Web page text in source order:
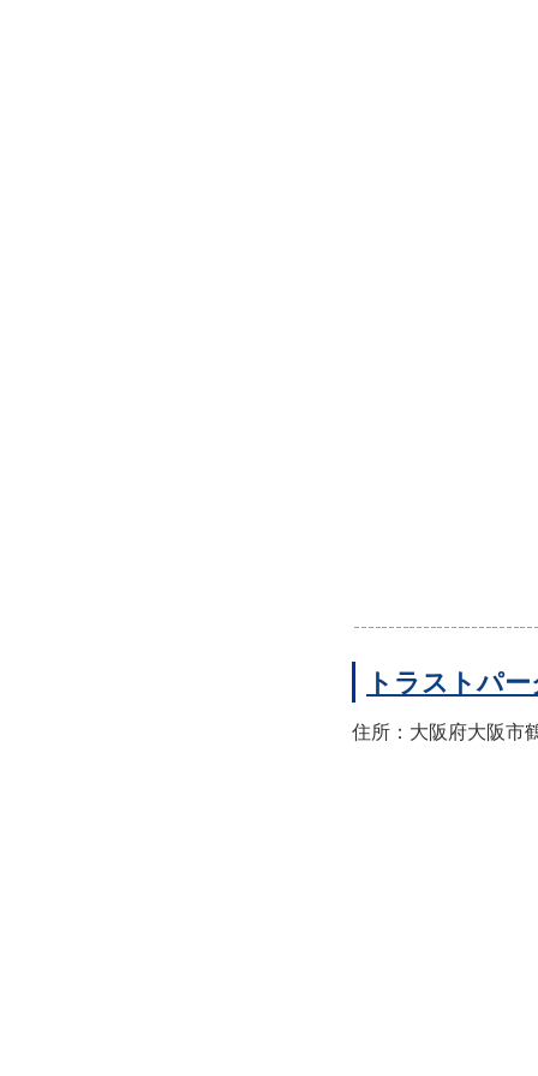
トラストパ
住所：大阪府大阪市